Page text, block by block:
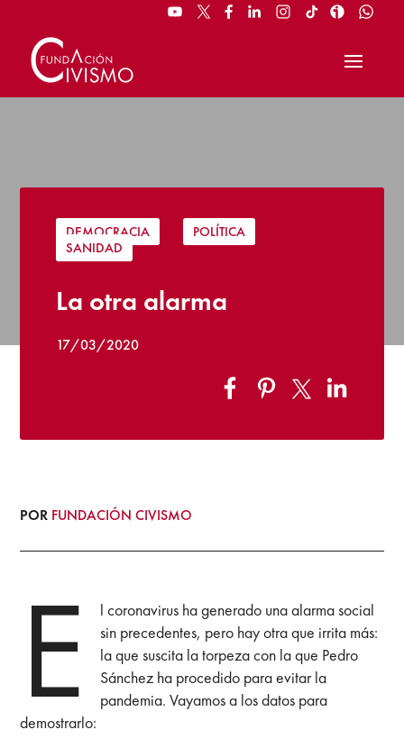
DEMOCRACIA POLÍTICA
SANIDAD
La otra alarma
17/03/2020
POR FUNDACIÓN CIVISMO
E
l coronavirus ha generado una alarma social
sin precedentes, pero hay otra que irrita más:
la que suscita la torpeza con la que Pedro
Sánchez ha procedido para evitar la
pandemia. Vayamos a los datos para
demostrarlo: